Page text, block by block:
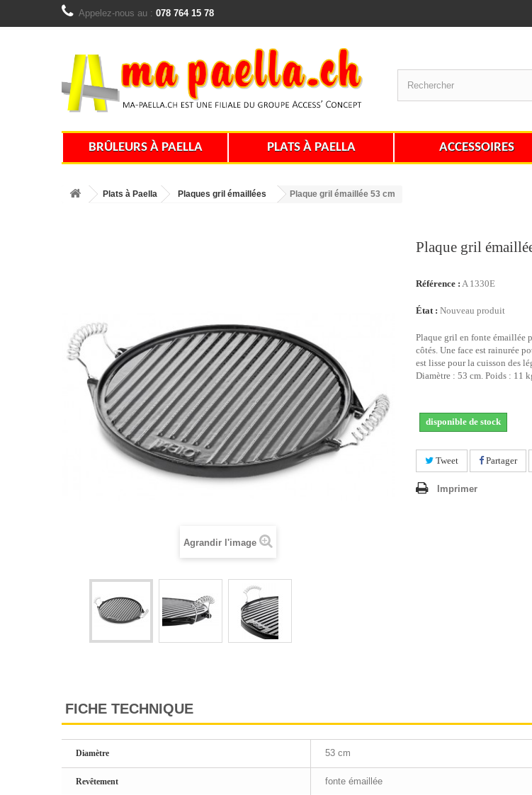
Appelez-nous au : 078 764 15 78
BRÛLEURS À PAELLA PLATS À PAELLA ACCESSOIRES
Plats à Paella Plaques gril émaillées Plaque gril émaillée 53 cm
Agrandir l'image
Plaque gril
Référence : A 1330E
État : Nouveau produit
Plaque gril en fonte émaillée
côtés. Une face est rainurée
est lisse pour la cuisson des
Diamètre : 53 cm. Poids : 11
disponible de stock
Tweet Partager
Imprimer
FICHE TECHNIQUE
Diamètre 53 cm
Revêtement fonte émaillée